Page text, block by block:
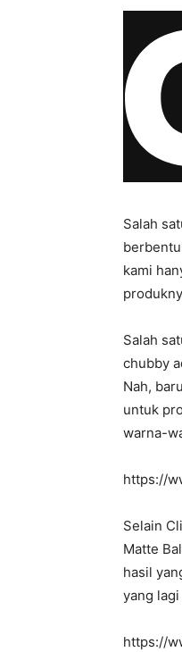
Salah
kami
Salah
chubby
Nah,
untuk
warna-
https://
Selain
Matte
hasil
yang
https://